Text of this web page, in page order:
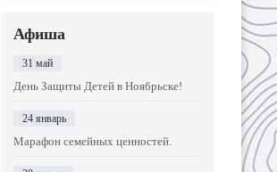
Афиша
31 май
День Защиты Детей в Ноябрьске!
24 январь
Марафон семейных ценностей.